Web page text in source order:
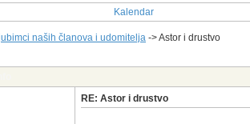
Kalendar
naših članova i udomitelja ->Astor i drustvo
RE: Astor i drustvo